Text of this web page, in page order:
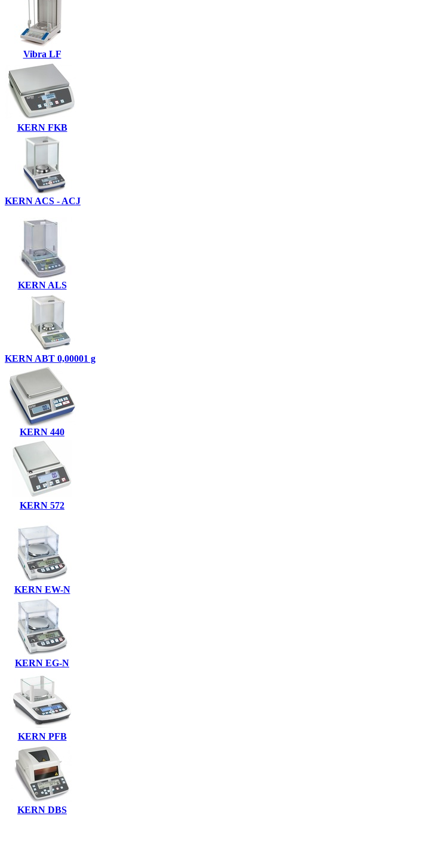
Vibra LF
KERN FKB
KERN ACS - ACJ
KERN ALS
KERN ABT 0,00001 g
KERN 440
KERN 572
KERN EW-N
KERN EG-N
KERN PFB
KERN DBS